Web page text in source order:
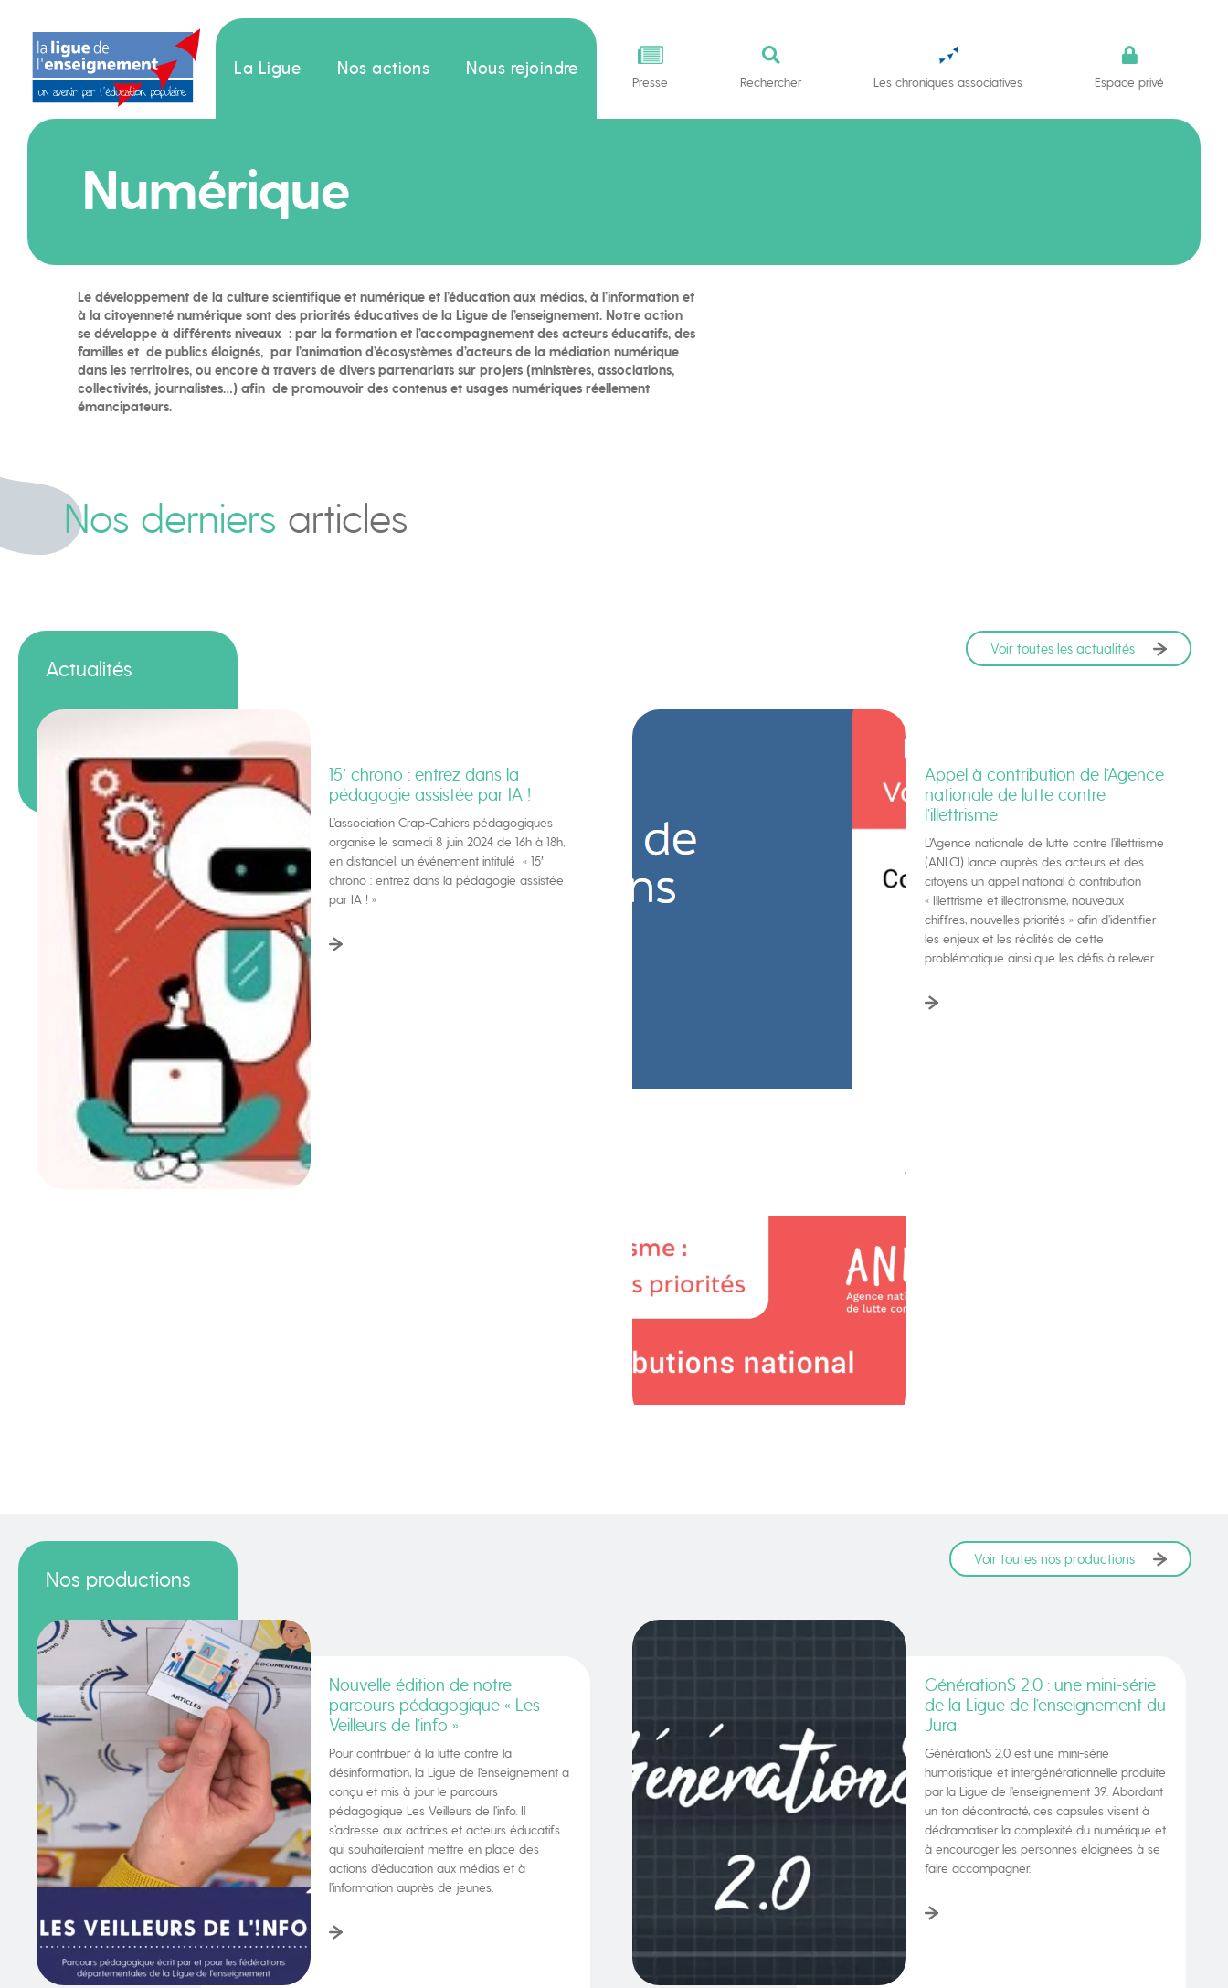
La Ligue Nos actions Nous rejoindre
Presse Rechercher Les chroniques associatives Espace privé
Numérique
Le développement de la culture scientifique et numérique et l’éducation aux médias, à l’information et
à la citoyenneté numérique sont des priorités éducatives de la Ligue de l’enseignement. Notre action
se développe à différents niveaux : par la formation et l’accompagnement des acteurs éducatifs, des
familles et de publics éloignés, par l’animation d’écosystèmes d’acteurs de la médiation numérique
dans les territoires, ou encore à travers de divers partenariats sur projets (ministères, associations,
collectivités, journalistes…) afin de promouvoir des contenus et usages numériques réellement
émancipateurs.
Nos derniers articles
Voir toutes les actualités
Actualités
15′ chrono : entrez dans la
pédagogie assistée par IA !
L’association Crap-Cahiers pédagogiques
organise le samedi 8 juin 2024 de 16h à 18h,
en distanciel, un événement intitulé « 15′
chrono : entrez dans la pédagogie assistée
par IA ! »
Appel à contribution de l’Agence
nationale de lutte contre
l’illettrisme
L’Agence nationale de lutte contre l’illettrisme
(ANLCI) lance auprès des acteurs et des
citoyens un appel national à contribution
« Illettrisme et illectronisme, nouveaux
chiffres, nouvelles priorités » afin d’identifier
les enjeux et les réalités de cette
problématique ainsi que les défis à relever.
Voir toutes nos productions
Nos productions
Nouvelle édition de notre
parcours pédagogique « Les
Veilleurs de l’info »
Pour contribuer à la lutte contre la
désinformation, la Ligue de l’enseignement a
conçu et mis à jour le parcours
pédagogique Les Veilleurs de l’info. Il
s’adresse aux actrices et acteurs éducatifs
qui souhaiteraient mettre en place des
actions d’éducation aux médias et à
l’information auprès de jeunes.
GénérationS 2.0 : une mini-série
de la Ligue de l’enseignement du
Jura
GénérationS 2.0 est une mini-série
humoristique et intergénérationnelle produite
par la Ligue de l’enseignement 39. Abordant
un ton décontracté, ces capsules visent à
dédramatiser la complexité du numérique et
à encourager les personnes éloignées à se
faire accompagner.